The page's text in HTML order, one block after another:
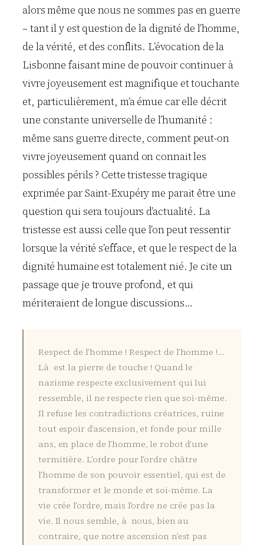
alors même que nous ne sommes pas en guerre
– tant il y est question de la dignité de l’homme,
de la vérité, et des conflits. L’évocation de la
Lisbonne faisant mine de pouvoir continuer à
vivre joyeusement est magnifique et touchante
et, particulièrement, m’a émue car elle décrit
une constante universelle de l’humanité :
même sans guerre directe, comment peut-on
vivre joyeusement quand on connait les
possibles périls ? Cette tristesse tragique
exprimée par Saint-Exupéry me parait être une
question qui sera toujours d’actualité. La
tristesse est aussi celle que l’on peut ressentir
lorsque la vérité s’efface, et que le respect de la
dignité humaine est totalement nié. Je cite un
passage que je trouve profond, et qui
mériteraient de longue discussions…
Respect de l’homme ! Respect de l’homme !…
Là est la pierre de touche ! Quand le
nazisme respecte exclusivement qui lui
ressemble, il ne respecte rien que soi-même.
Il refuse les contradictions créatrices, ruine
tout espoir d’ascension, et fonde pour mille
ans, en place de l’homme, le robot d’une
termitière. L’ordre pour l’ordre châtre
l’homme de son pouvoir essentiel, qui est de
transformer et le monde et soi-même. La
vie crée l’ordre, mais l’ordre ne crée pas la
vie. Il nous semble, à nous, bien au
contraire, que notre ascension n’est pas